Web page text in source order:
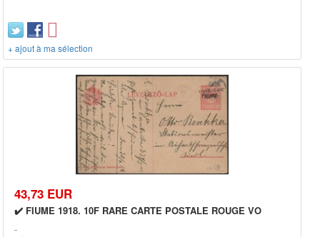
+ ajout à ma sélection
43,73 EUR
✔️ FIUME 1918. 10F RARE CARTE POSTALE ROUGE VO